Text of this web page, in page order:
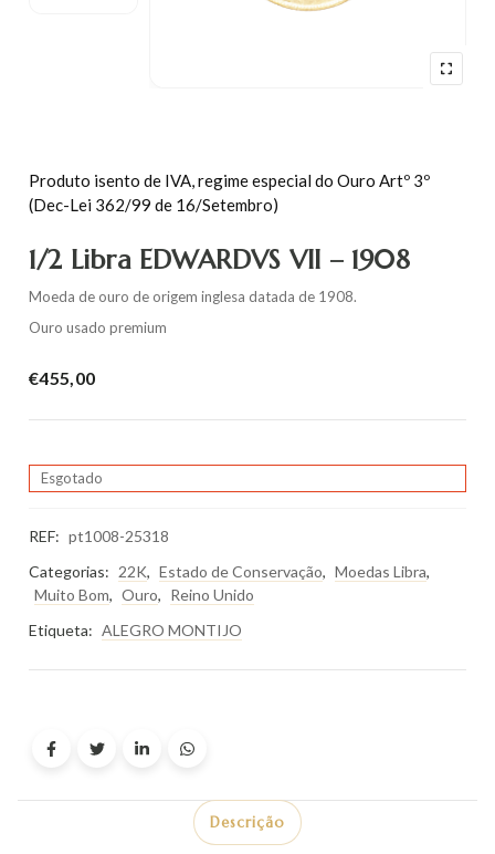
1/2 Libra EDWARDVS VII – 1908
Moeda de ouro de origem inglesa datada de 1908.
Ouro usado premium
€455,00
Esgotado
Produto isento de IVA, regime especial do Ouro Artº 3º
(Dec-Lei 362/99 de 16/Setembro)
REF: pt1008-25318
Categorias: 22K, Estado de Conservação, Moedas Libra,
Muito Bom, Ouro, Reino Unido
Etiqueta: ALEGRO MONTIJO
Descrição